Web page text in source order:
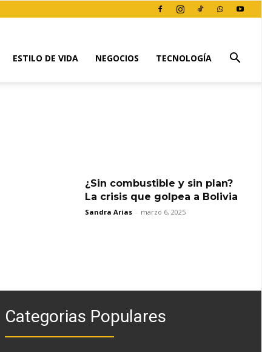
ESTILO DE VIDA NEGOCIOS TECNOLOGÍA
¿Sin combustible y sin plan?
La crisis que golpea a Bolivia
Sandra Arias - marzo 6, 2025
Categorias Populares